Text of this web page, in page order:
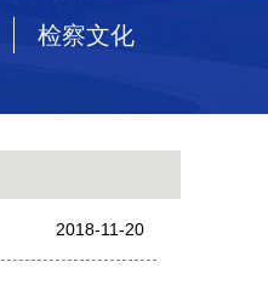
检察文化
2018-11-20